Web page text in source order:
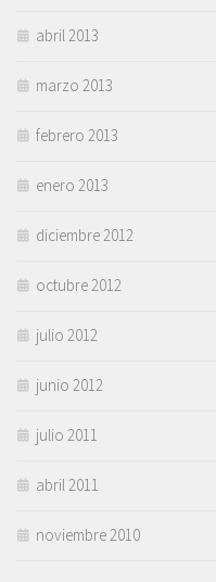
abril 2013
marzo 2013
febrero 2013
enero 2013
diciembre 2012
octubre 2012
julio 2012
junio 2012
julio 2011
abril 2011
noviembre 2010